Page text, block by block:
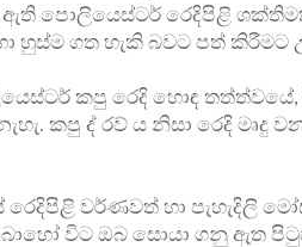
පොලියෙස්ටර් රෙදිපිළි
හුස්ම ගත හැකි බවට පත් කිරීමට
කපු රෙදි හොඳ
කපු ද් රව් ය නිසා රෙදි මෘදු
වර්ණවත් හා පැහැදිලි
විට ඔබ සොයා ගනු ඇත